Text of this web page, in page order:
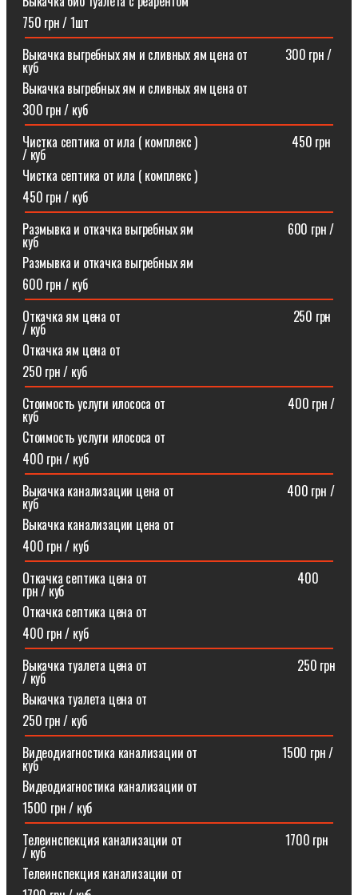
750 грн / 1шт
Выкачка выгребных ям и сливных ям цена от⠀⠀⠀⠀300 грн /
куб
Выкачка выгребных ям и сливных ям цена от
300 грн / куб
Чистка септика от ила ( комплекс )⠀⠀⠀⠀⠀⠀⠀⠀⠀⠀450 грн
/ куб
Чистка септика от ила ( комплекс )
450 грн / куб
Размывка и откачка выгребных ям⠀⠀⠀⠀⠀⠀⠀⠀⠀⠀600 грн /
куб
Размывка и откачка выгребных ям
600 грн / куб
Откачка ям цена от ⠀⠀⠀⠀⠀⠀⠀⠀⠀⠀⠀⠀⠀⠀⠀⠀⠀⠀250 грн
/ куб
Откачка ям цена от
250 грн / куб
Стоимость услуги илососа от⠀⠀⠀⠀⠀⠀⠀⠀⠀⠀⠀⠀⠀400 грн /
куб
Стоимость услуги илососа от
400 грн / куб
Выкачка канализации цена от⠀⠀⠀⠀⠀⠀⠀⠀⠀⠀⠀⠀400 грн /
куб
Выкачка канализации цена от
400 грн / куб
Откачка септика цена от⠀⠀⠀⠀⠀⠀⠀⠀⠀⠀⠀⠀⠀⠀⠀⠀400
грн / куб
Откачка септика цена от
400 грн / куб
Выкачка туалета цена от⠀⠀⠀⠀⠀⠀⠀⠀⠀⠀⠀⠀⠀⠀⠀⠀250 грн
/ куб
Выкачка туалета цена от
250 грн / куб
Видеодиагностика канализации от⠀⠀⠀⠀⠀⠀⠀⠀⠀1500 грн /
куб
Видеодиагностика канализации от
1500 грн / куб
Телеинспекция канализации от⠀⠀⠀⠀⠀⠀⠀⠀⠀⠀⠀1700 грн
/ куб
Телеинспекция канализации от